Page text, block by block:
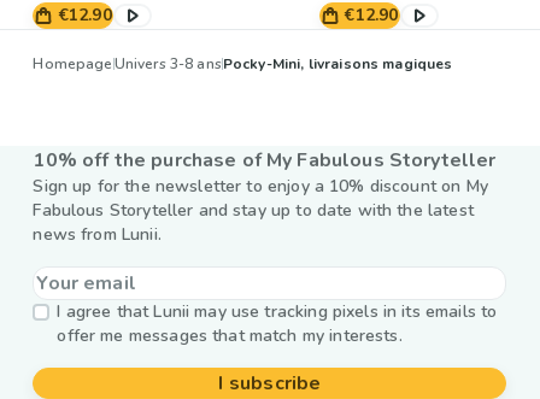
€12.90 €12.90
HomepageUnivers 3-8 ansPocky-Mini, livraisons magiques
10% off the purchase of My Fabulous Storyteller
Sign up for the newsletter to enjoy a 10% discount on My
Fabulous Storyteller and stay up to date with the latest
news from Lunii.
I agree that Lunii may use tracking pixels in its emails to
offer me messages that match my interests.
I subscribe